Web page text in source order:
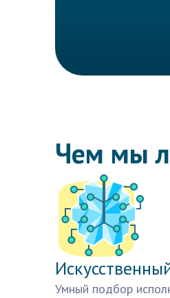
Чем мы
Умный подбор